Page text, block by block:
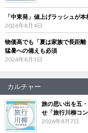
「中東発」値上げラッシュが
2026年8月4日
物価高でも「夏は家族で長距
猛暑への備えも必須
2026年8月3日
カルチャー
旅の思い出を五
せ「旅行川柳コ
2026年8月7日